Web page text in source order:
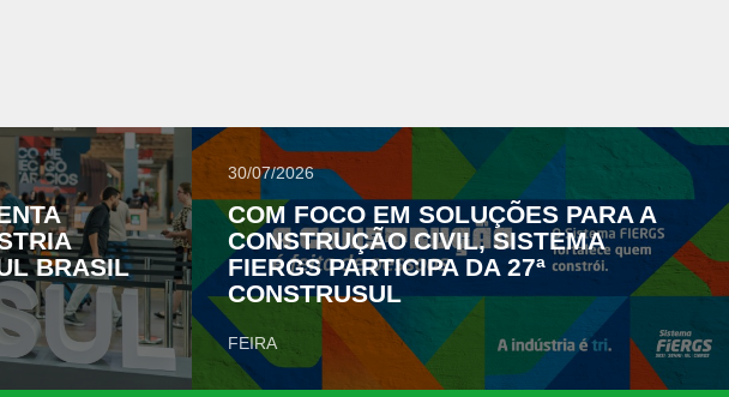
BRASIL
30/07/2026
COM FOCO EM SOLUÇÕES PARA A
CONSTRUÇÃO CIVIL, SISTEMA
FIERGS PARTICIPA DA 27ª
CONSTRUSUL
FEIRA